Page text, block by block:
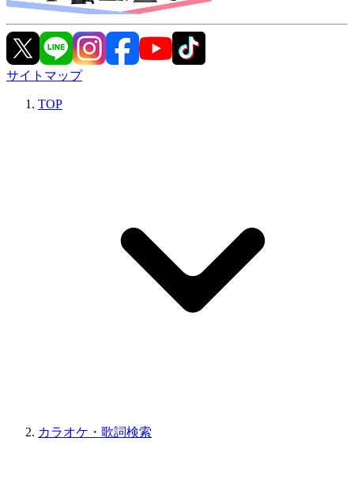
サイトマップ
TOP
カラオケ・歌詞検索